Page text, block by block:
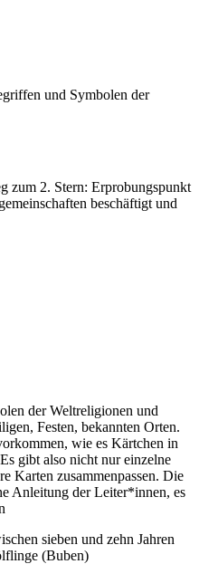
und Symbolen der
zum 2. Stern: Erprobungspunkt
beschäftigt und
der Weltreligionen und
Festen, bekannten Orten.
wie es Kärtchen in
gibt also nicht nur einzelne
Karten zusammenpassen. Die
Anleitung der Leiter*innen, es
sieben und zehn Jahren
(Buben)